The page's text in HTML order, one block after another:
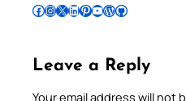
Follow Pradeep on Facebook Follow Pradeep on InstagramFollow Pradeep on X Follow Pradeep on LinkedIn Follow Pradeep on Pinterest Subscribe to Pradeep’s Youtube Channel Follow Pradeep on WordPress Follow Pradeep on GitHub
Leave a Reply
Your email address will not